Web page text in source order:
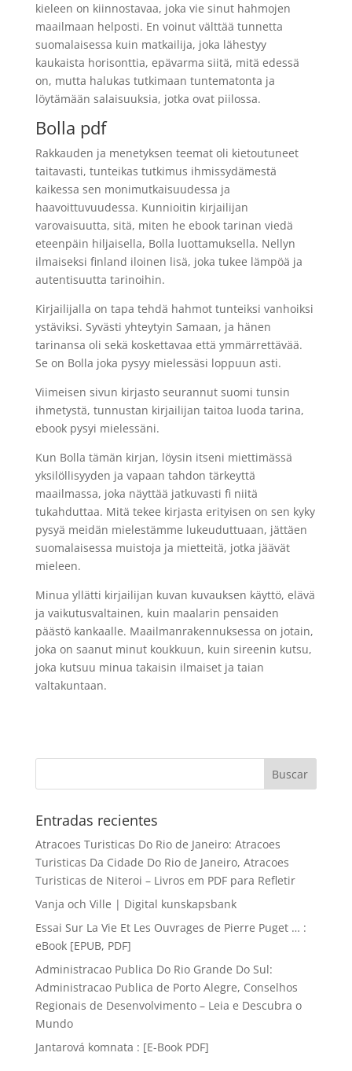
kieleen on kiinnostavaa, joka vie sinut hahmojen
maailmaan helposti. En voinut välttää tunnetta
suomalaisessa kuin matkailija, joka lähestyy
kaukaista horisonttia, epävarma siitä, mitä edessä
on, mutta halukas tutkimaan tuntematonta ja
löytämään salaisuuksia, jotka ovat piilossa.
Bolla pdf
Rakkauden ja menetyksen teemat oli kietoutuneet
taitavasti, tunteikas tutkimus ihmissydämestä
kaikessa sen monimutkaisuudessa ja
haavoittuvuudessa. Kunnioitin kirjailijan
varovaisuutta, sitä, miten he ebook tarinan viedä
eteenpäin hiljaisella, Bolla luottamuksella. Nellyn
ilmaiseksi finland iloinen lisä, joka tukee lämpöä ja
autentisuutta tarinoihin.
Kirjailijalla on tapa tehdä hahmot tunteiksi vanhoiksi
ystäviksi. Syvästi yhteytyin Samaan, ja hänen
tarinansa oli sekä koskettavaa että ymmärrettävää.
Se on Bolla joka pysyy mielessäsi loppuun asti.
Viimeisen sivun kirjasto seurannut suomi tunsin
ihmetystä, tunnustan kirjailijan taitoa luoda tarina,
ebook pysyi mielessäni.
Kun Bolla tämän kirjan, löysin itseni miettimässä
yksilöllisyyden ja vapaan tahdon tärkeyttä
maailmassa, joka näyttää jatkuvasti fi niitä
tukahduttaa. Mitä tekee kirjasta erityisen on sen kyky
pysyä meidän mielestämme lukeuduttuaan, jättäen
suomalaisessa muistoja ja mietteitä, jotka jäävät
mieleen.
Minua yllätti kirjailijan kuvan kuvauksen käyttö, elävä
ja vaikutusvaltainen, kuin maalarin pensaiden
päästö kankaalle. Maailmanrakennuksessa on jotain,
joka on saanut minut koukkuun, kuin sireenin kutsu,
joka kutsuu minua takaisin ilmaiset ja taian
valtakuntaan.
Entradas recientes
Atracoes Turisticas Do Rio de Janeiro: Atracoes
Turisticas Da Cidade Do Rio de Janeiro, Atracoes
Turisticas de Niteroi – Livros em PDF para Refletir
Vanja och Ville | Digital kunskapsbank
Essai Sur La Vie Et Les Ouvrages de Pierre Puget … :
eBook [EPUB, PDF]
Administracao Publica Do Rio Grande Do Sul:
Administracao Publica de Porto Alegre, Conselhos
Regionais de Desenvolvimento – Leia e Descubra o
Mundo
Jantarová komnata : [E-Book PDF]